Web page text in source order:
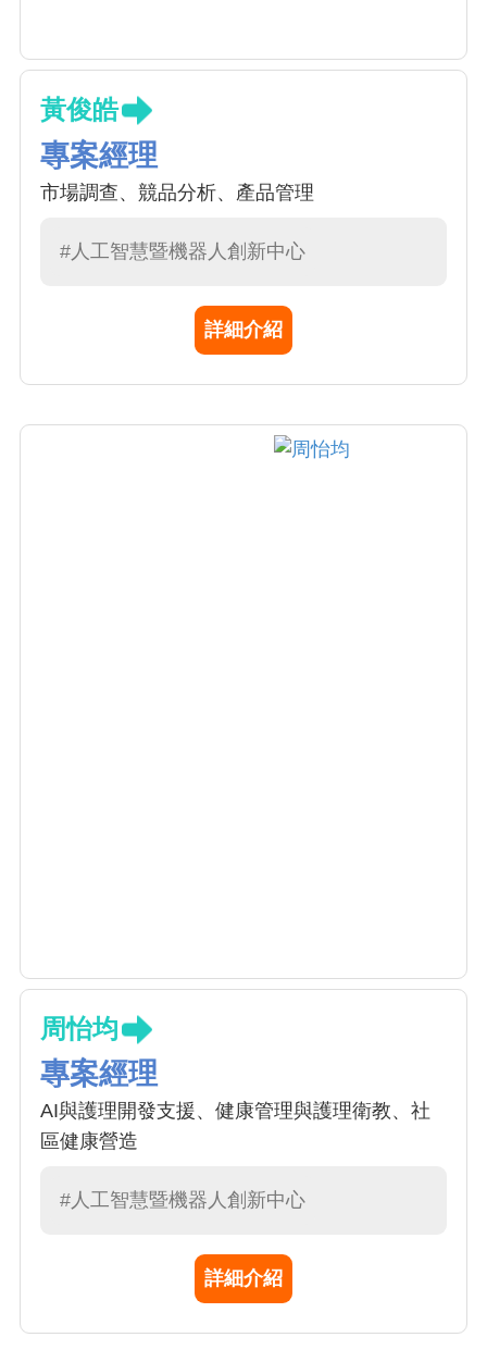
黃俊皓
專案經理
市場調查、競品分析、產品管理
#人工智慧暨機器人創新中心
詳細介紹
周怡均
專案經理
AI與護理開發支援、健康管理與護理衛教、社
區健康營造
#人工智慧暨機器人創新中心
詳細介紹